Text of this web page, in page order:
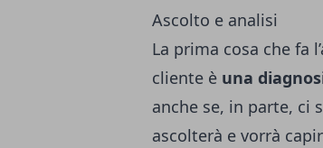
Ascolto e analisi
La prima cosa che fa
cliente è una
anche se, in parte, ci
ascolterà e vorrà